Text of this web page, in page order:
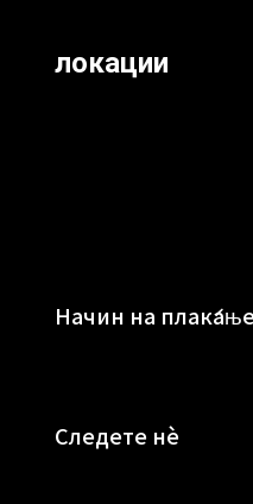
локации
Начин на
Следете нè